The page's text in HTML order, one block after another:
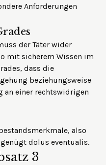
Anforderungen
der Täter wider
mit sicherem Wissen im
, dass die
beziehungsweise
an einer rechtswidrigen
also
dolus eventualis.
3